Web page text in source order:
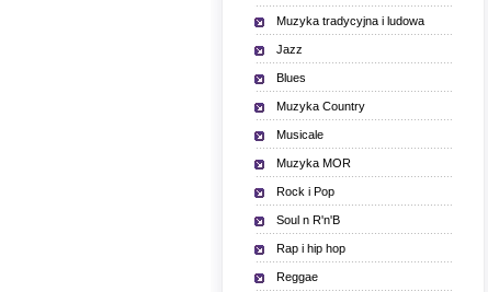
Muzyka tradycyjna i ludowa
Jazz
Blues
Muzyka Country
Musicale
Muzyka MOR
Rock i Pop
Soul n R'n'B
Rap i hip hop
Reggae